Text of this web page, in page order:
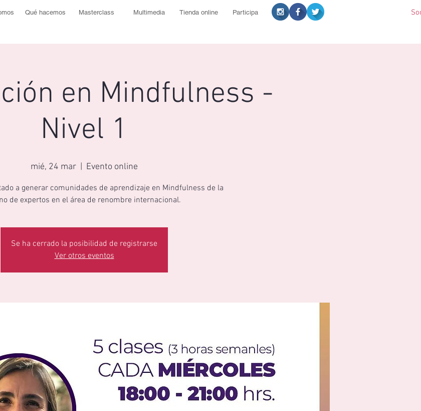
Qué hacemos Masterclass Multimedia Tienda online Participa
en Mindfulness -
Nivel 1
mié, 24 mar Evento online
a generar comunidades de aprendizaje en Mindfulness de la
de expertos en el área de renombre internacional.
Se ha cerrado la posibilidad de registrarse
Ver otros eventos